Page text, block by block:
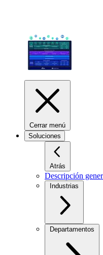
Cerrar menú
Soluciones
Atrás
Descripción
Industrias
Departamentos